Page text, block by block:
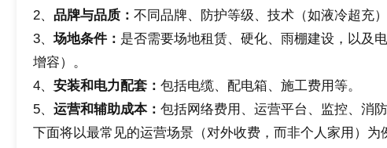
2、 品牌与品质： 不同品牌、防护等级、技术（如液冷超充）
3、 场地条件： 是否需要场地租赁、硬化、雨棚建设，以及
增容）。
4、 安装和电力配套： 包括电缆、配电箱、施工费用等。
5、 运营和辅助成本： 包括网络费用、运营平台、监控、消防
下面将以最常见的运营场景（对外收费，而非个人家用）为